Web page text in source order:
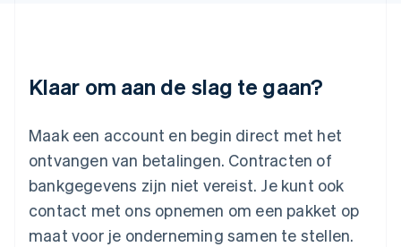
Klaar om aan de slag te gaan?
Maak een account en begin direct met het
ontvangen van betalingen. Contracten of
bankgegevens zijn niet vereist. Je kunt ook
contact met ons opnemen om een pakket op
maat voor je onderneming samen te stellen.
FrançaisDeutschEnglish
English
Malta
English
Mexico
Nederland
NederlandsEnglish